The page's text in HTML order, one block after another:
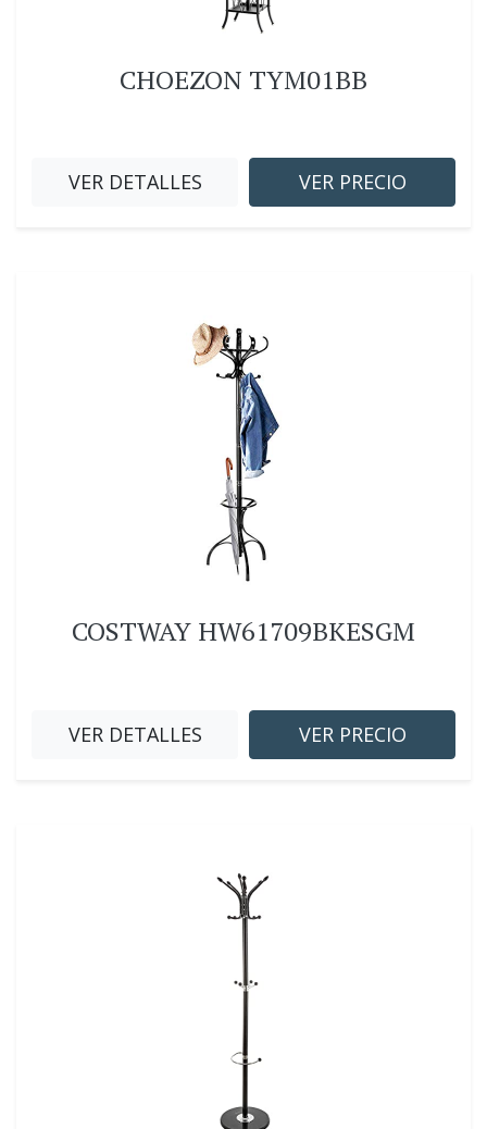
CHOEZON TYM01BB
VER DETALLES VER PRECIO
COSTWAY HW61709BKESGM
VER DETALLES VER PRECIO